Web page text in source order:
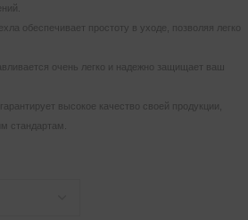
обеспечивает простоту в уходе, позволяя легко
очень легко и надежно защищает ваш
высокое качество своей продукции,
стандартам.